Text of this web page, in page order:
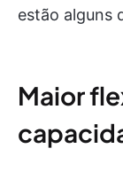
estão alguns
Maior